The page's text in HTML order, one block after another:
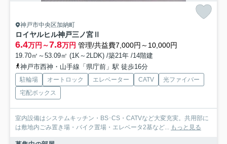
神戸市中央区加納町
ロイヤルヒル神戸三ノ宮Ⅱ
6.4万円～7.8万円 管理/共益費7,000円～10,000円
19.70㎡～53.09㎡ (1K～2LDK) /築21年 /14階建
神戸市西神・山手線「県庁前」駅 徒歩16分
駐輪場 オートロック エレベーター CATV
光ファイバー
宅配ボックス
室内設備はシステムキッチン・BS･CS・CATVなど大変充実。共用部に
は敷地内ごみ置き場・バイク置場・エレベータ2基など...
もっと見る